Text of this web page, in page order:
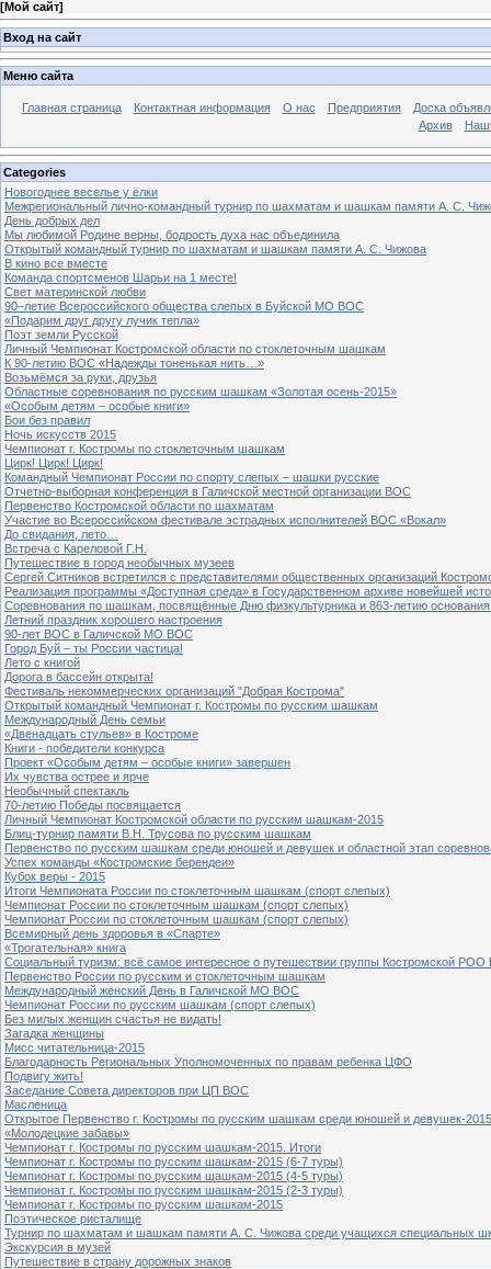
[Мой сайт]
Вход на сайт
Меню сайта
Главная страница Контактная информация О нас Предприятия
Доска
Архив
Categories
Новогоднее веселье у ёлки
Межрегиональный лично-командный турнир по шахматам и шашкам памяти А. С.
День добрых дел
Мы любимой Родине верны, бодрость духа нас объединила
Открытый командный турнир по шахматам и шашкам памяти А. С. Чижова
В кино все вместе
Команда спортсменов Шарьи на 1 месте!
Свет материнской любви
90–летие Всероссийского общества слепых в Буйской МО ВОС
«Подарим друг другу лучик тепла»
Поэт земли Русской
Личный Чемпионат Костромской области по стоклеточным шашкам
К 90-летию ВОС «Надежды тоненькая нить…»
Возьмёмся за руки, друзья
Областные соревнования по русским шашкам «Золотая осень-2015»
«Особым детям – особые книги»
Бои без правил
Ночь искусств 2015
Чемпионат г. Костромы по стоклеточным шашкам
Цирк! Цирк! Цирк!
Командный Чемпионат России по спорту слепых – шашки русские
Отчетно-выборная конференция в Галичской местной организации ВОС
Первенство Костромской области по шахматам
Участие во Всероссийском фестивале эстрадных исполнителей ВОС «Вокал»
До свидания, лето…
Встреча с Кареловой Г.Н.
Путешествие в город необычных музеев
Сергей Ситников встретился с представителями общественных организаций
Реализация программы «Доступная среда» в Государственном архиве новейшей
Соревнования по шашкам, посвящённые Дню физкультурника и 863-летию основания
Летний праздник хорошего настроения
90-лет ВОС в Галичской МО ВОС
Город Буй – ты России частица!
Лето с книгой
Дорога в бассейн открыта!
Фестиваль некоммерческих организаций "Добрая Кострома"
Открытый командный Чемпионат г. Костромы по русским шашкам
Международный День семьи
«Двенадцать стульев» в Костроме
Книги - победители конкурса
Проект «Особым детям – особые книги» завершен
Их чувства острее и ярче
Необычный спектакль
70-летию Победы посвящается
Личный Чемпионат Костромской области по русским шашкам-2015
Блиц-турнир памяти В.Н. Трусова по русским шашкам
Первенство по русским шашкам среди юношей и девушек и областной этап
Успех команды «Костромские берендеи»
Кубок веры - 2015
Итоги Чемпионата России по стоклеточным шашкам (спорт слепых)
Чемпионат России по стоклеточным шашкам (спорт слепых)
Чемпионат России по стоклеточным шашкам (спорт слепых)
Всемирный день здоровья в «Спарте»
«Трогательная» книга
Социальный туризм: всё самое интересное о путешествии группы Костромской
Первенство России по русским и стоклеточным шашкам
Международный женский День в Галичской МО ВОС
Чемпионат России по русским шашкам (спорт слепых)
Без милых женщин счастья не видать!
Загадка женщины
Мисс читательница-2015
Благодарность Региональных Уполномоченных по правам ребенка ЦФО
Подвигу жить!
Заседание Совета директоров при ЦП ВОС
Масленица
Открытое Первенство г. Костромы по русским шашкам среди юношей и девушек-
«Молодецкие забавы»
Чемпионат г. Костромы по русским шашкам-2015. Итоги
Чемпионат г. Костромы по русским шашкам-2015 (6-7 туры)
Чемпионат г. Костромы по русским шашкам-2015 (4-5 туры)
Чемпионат г. Костромы по русским шашкам-2015 (2-3 туры)
Чемпионат г. Костромы по русским шашкам-2015
Поэтическое ристалище
Турнир по шахматам и шашкам памяти А. С. Чижова среди учащихся специальных
Экскурсия в музей
Путешествие в страну дорожных знаков